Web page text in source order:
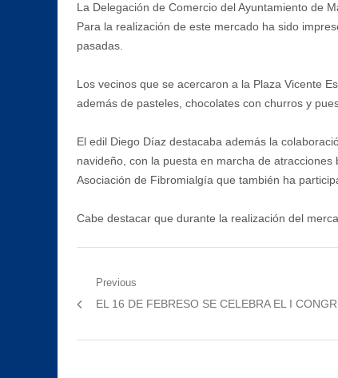
La Delegación de Comercio del Ayuntamiento de
Para la realización de este mercado ha sido
pasadas.
Los vecinos que se acercaron a la Plaza Vicente
además de pasteles, chocolates con churros y
El edil Diego Díaz destacaba además la
navideño, con la puesta en marcha de
Asociación de Fibromialgía que también ha
Cabe destacar que durante la realización del
Navegación
de
entradas
Previous
Previous
EL 16 DE FEBRESO SE CELEBRA EL I